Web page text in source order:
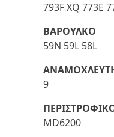
793F XQ 773E
ΒΑΡΟΥΛΚΟ
59N 59L 58L
9
MD6200